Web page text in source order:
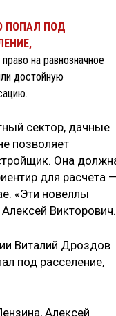
ПОПАЛ ПОД
на равнозначное
достойную
сектор, дачные
позволяет
Она
для расчета
«Эти новеллы
Викторович.
Виталий Дроздов
под расселение,
Алексей